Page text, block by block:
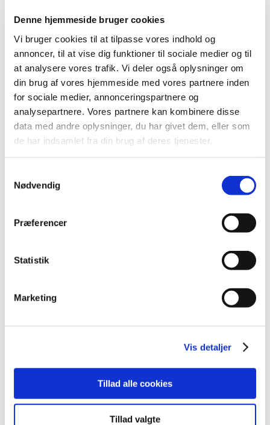
Denne hjemmeside bruger cookies
Vi bruger cookies til at tilpasse vores indhold og
annoncer, til at vise dig funktioner til sociale medier og til
at analysere vores trafik. Vi deler også oplysninger om
din brug af vores hjemmeside med vores partnere inden
for sociale medier, annonceringspartnere og
analysepartnere. Vores partnere kan kombinere disse
data med andre oplysninger, du har givet dem, eller som
de har indsamlet fra din brug af deres tjenester.
Nødvendig
Præferencer
Statistik
Marketing
Vis detaljer
Tillad alle cookies
Tillad valgte
februar (1)
januar (4)
2025 (13)
2024 (15)
2023 (18)
2021 (32)
2020 (13)
2019 (41)
2017 (36)
2015 (31)
2013 (45)
2011 (13)
2009 (14)